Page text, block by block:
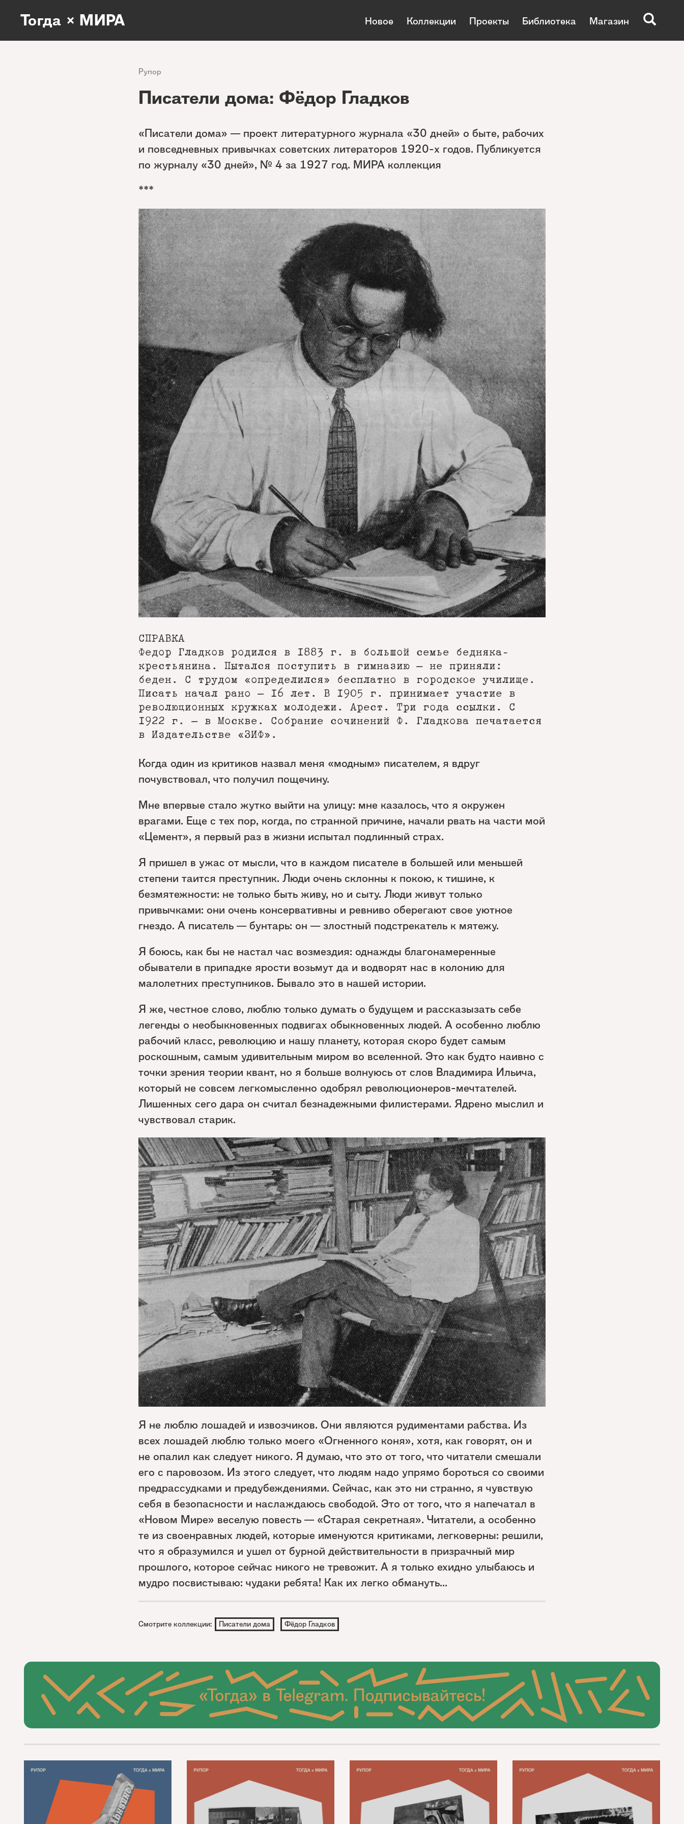
Тогда × МИРА Новое Коллекции Проекты Библиотека Магазин
Рупор
Писатели дома: Фёдор Гладков
«Писатели дома» — проект литературного журнала «30 дней» о быте, рабочих
и повседневных привычках советских литераторов 1920-х годов. Публикуется
по журналу «30 дней», № 4 за 1927 год. МИРА коллекция
***
СПРАВКА
Федор Гладков родился в 1883 г. в большой семье бедняка-
крестьянина. Пытался поступить в гимназию — не приняли:
беден. С трудом «определился» бесплатно в городское училище.
Писать начал рано — 16 лет. В 1905 г. принимает участие в
революционных кружках молодежи. Арест. Три года ссылки. С
1922 г. — в Москве. Собрание сочинений Ф. Гладкова печатается
в Издательстве «ЗИФ».
Когда один из критиков назвал меня «модным» писателем, я вдруг
почувствовал, что получил пощечину.
Мне впервые стало жутко выйти на улицу: мне казалось, что я окружен
врагами. Еще с тех пор, когда, по странной причине, начали рвать на части мой
«Цемент», я первый раз в жизни испытал подлинный страх.
Я пришел в ужас от мысли, что в каждом писателе в большей или меньшей
степени таится преступник. Люди очень склонны к покою, к тишине, к
безмятежности: не только быть живу, но и сыту. Люди живут только
привычками: они очень консервативны и ревниво оберегают свое уютное
гнездо. А писатель — бунтарь: он — злостный подстрекатель к мятежу.
Я боюсь, как бы не настал час возмездия: однажды благонамеренные
обыватели в припадке ярости возьмут да и водворят нас в колонию для
малолетних преступников. Бывало это в нашей истории.
Я же, честное слово, люблю только думать о будущем и рассказызать себе
легенды о необыкновенных подвигах обыкновенных людей. А особенно люблю
рабочий класс, революцию и нашу планету, которая скоро будет самым
роскошным, самым удивительным миром во вселенной. Это как будто наивно с
точки зрения теории квант, но я больше волнуюсь от слов Владимира Ильича,
который не совсем легкомысленно одобрял революционеров-мечтателей.
Лишенных сего дара он считал безнадежными филистерами. Ядрено мыслил и
чувствовал старик.
Я не люблю лошадей и извозчиков. Они являются рудиментами рабства. Из
всех лошадей люблю только моего «Огненного коня», хотя, как говорят, он и
не опалил как следует никого. Я думаю, что это от того, что читатели смешали
его с паровозом. Из этого следует, что людям надо упрямо бороться со своими
предрассудками и предубеждениями. Сейчас, как это ни странно, я чувствую
себя в безопасности и наслаждаюсь свободой. Это от того, что я напечатал в
«Новом Мире» веселую повесть — «Старая секретная». Читатели, а особенно
те из своенравных людей, которые именуются критиками, легковерны: решили,
что я образумился и ушел от бурной действительности в призрачный мир
прошлого, которое сейчас никого не тревожит. А я только ехидно улыбаюсь и
мудро посвистываю: чудаки ребята! Как их легко обмануть...
Смотрите коллекции: Писатели дома Фёдор Гладков